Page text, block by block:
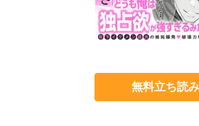
無料立ち読み